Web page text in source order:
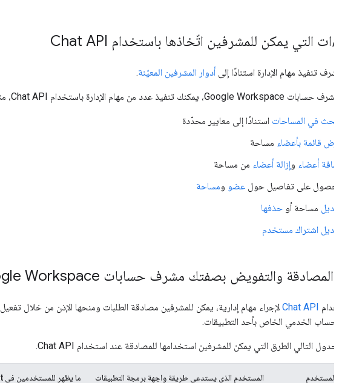
الإجراءات التي يمكن للمشرفين اتّخاذها باستخدام Chat API
يمكن للمشرف تنفيذ مهام الإدارة استنادًا إلىأدوار المشرفين المعيّنة.
بصفتك مشرف حسابات Google Workspace، يمكنك تنفيذ عدد من مهام الإدارة باستخدام Chat API، مثل ما يلي:
البحث في المساحات استنادًا إلى معايير محدّدة
عرض قائمة بأعضاء مساحة
إضافة أعضاء وإزالة أعضاء من مساحة
الحصول على تفاصيل حول عضو ومساحة
تعديل مساحة أو حذفها
تعديل اشتراك مستخدم
كيفية المصادقة والتفويض بصفتك مشرف حسابات Google Workspace
عند استخدام Chat API لإجراء مهام إدارية، يمكن للمشرفين مصادقة الطلبات ومنحها الإذن من خلال تفعيل
للحساب الخدمي الخاص بأحد التطبيقات.
يوضّح الجدول التالي الطرق التي يمكن للمشرفين استخدامها للمصادقة عند استخدام Chat API.
مصادقة المستخدم المستخدم الذي يستدعي طريقة واجهة برمجة التطبيقات ما يظهر للمستخدمين في Chat